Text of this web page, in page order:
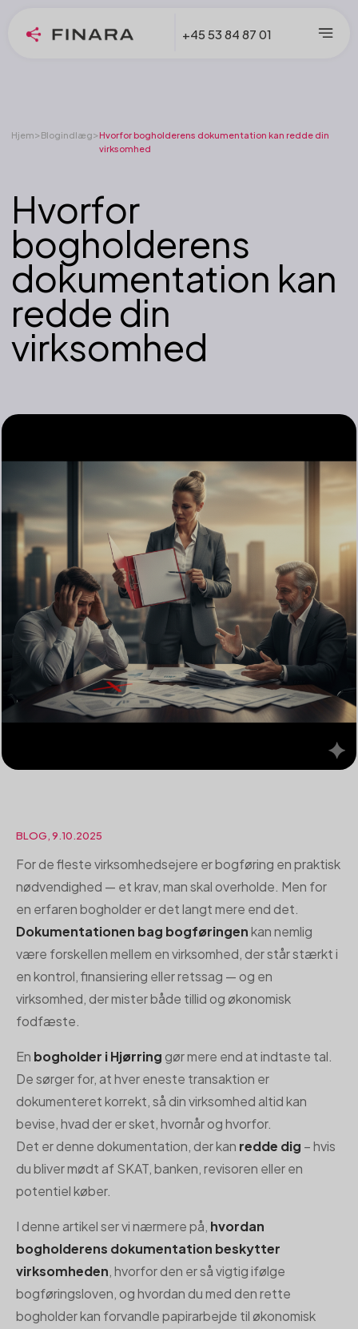
+45 53 84 87 01
Hjem>Blogindlæg>Hvorfor bogholderens dokumentation kan redde din
virksomhed
Hvorfor
bogholderens
dokumentation kan
redde din
virksomhed
BLOG, 9.10.2025
For de fleste virksomhedsejere er bogføring en praktisk
nødvendighed — et krav, man skal overholde. Men for
en erfaren bogholder er det langt mere end det.
Dokumentationen bag bogføringenkan nemlig
være forskellen mellem en virksomhed, der står stærkt i
en kontrol, finansiering eller retssag — og en
virksomhed, der mister både tillid og økonomisk
fodfæste.
En bogholder i Hjørringgør mere end at indtaste tal.
De sørger for, at hver eneste transaktion er
dokumenteret korrekt, så din virksomhed altid kan
bevise, hvad der er sket, hvornår og hvorfor.
Det er denne dokumentation, der kan redde dig – hvis
du bliver mødt af SKAT, banken, revisoren eller en
potentiel køber.
I denne artikel ser vi nærmere på, hvordan
bogholderens dokumentation beskytter
virksomheden, hvorfor den er så vigtig ifølge
bogføringsloven, og hvordan du med den rette
bogholder kan forvandle papirarbejde til økonomisk